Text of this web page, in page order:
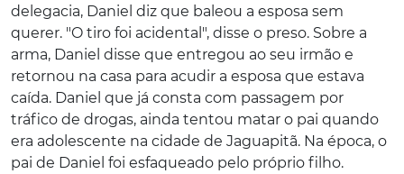
delegacia, Daniel diz que baleou a esposa sem
querer. "O tiro foi acidental", disse o preso. Sobre a
arma, Daniel disse que entregou ao seu irmão e
retornou na casa para acudir a esposa que estava
caída. Daniel que já consta com passagem por
tráfico de drogas, ainda tentou matar o pai quando
era adolescente na cidade de Jaguapitã. Na época, o
pai de Daniel foi esfaqueado pelo próprio filho.